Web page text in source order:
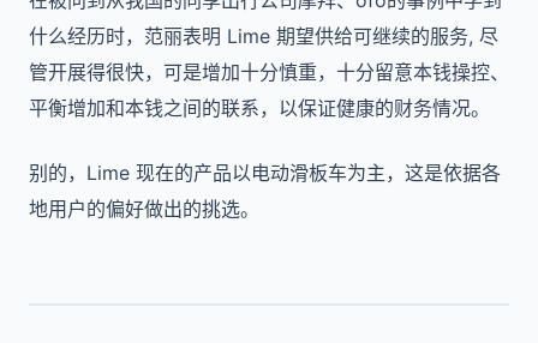
什么经历时，范丽表明 Lime 期望供给可继续的服务, 尽
管开展得很快，可是增加十分慎重，十分留意本钱操控、
平衡增加和本钱之间的联系，以保证健康的财务情况。
别的，Lime 现在的产品以电动滑板车为主，这是依据各
地用户的偏好做出的挑选。